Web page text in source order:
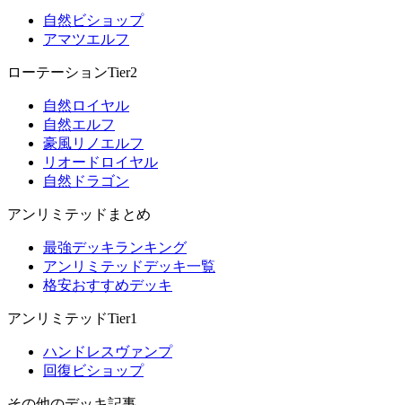
自然ビショップ
アマツエルフ
ローテーションTier2
自然ロイヤル
自然エルフ
豪風リノエルフ
リオードロイヤル
自然ドラゴン
アンリミテッドまとめ
最強デッキランキング
アンリミテッドデッキ一覧
格安おすすめデッキ
アンリミテッドTier1
ハンドレスヴァンプ
回復ビショップ